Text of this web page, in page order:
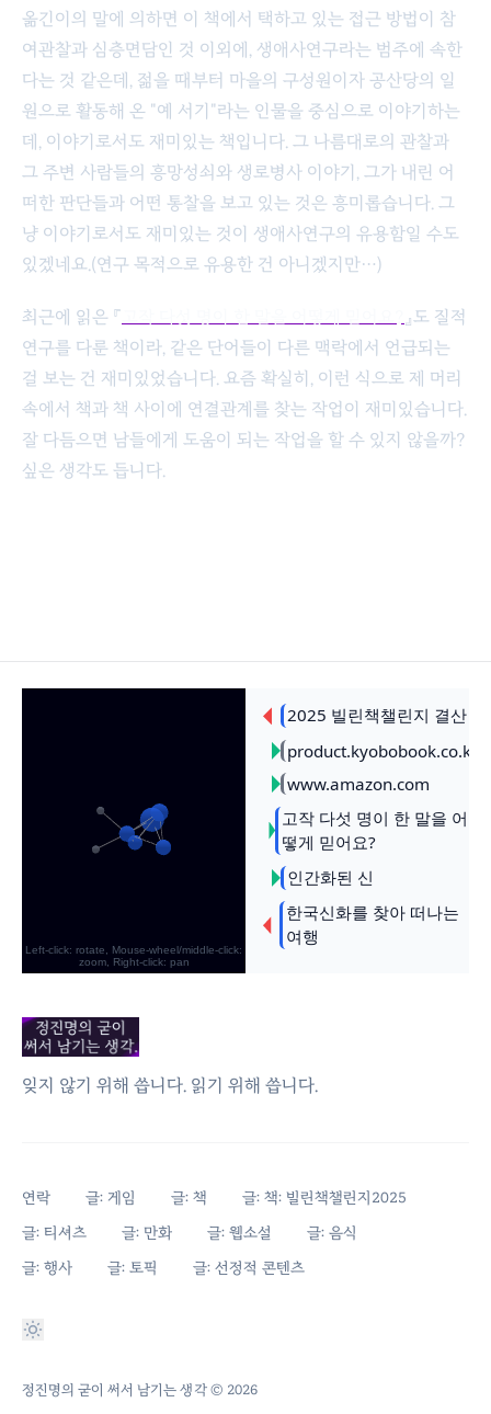
옮긴이의 말에 의하면 이 책에서 택하고 있는 접근 방법이 참
여관찰과 심층면담인 것 이외에, 생애사연구라는 범주에 속한
다는 것 같은데, 젊을 때부터 마을의 구성원이자 공산당의 일
원으로 활동해 온 "예 서기"라는 인물을 중심으로 이야기하는
데, 이야기로서도 재미있는 책입니다. 그 나름대로의 관찰과
그 주변 사람들의 흥망성쇠와 생로병사 이야기, 그가 내린 어
떠한 판단들과 어떤 통찰을 보고 있는 것은 흥미롭습니다. 그
냥 이야기로서도 재미있는 것이 생애사연구의 유용함일 수도
있겠네요.(연구 목적으로 유용한 건 아니겠지만…)
최근에 읽은 『
』도 질적
연구를 다룬 책이라, 같은 단어들이 다른 맥락에서 언급되는
걸 보는 건 재미있었습니다. 요즘 확실히, 이런 식으로 제 머리
속에서 책과 책 사이에 연결관계를 찾는 작업이 재미있습니다.
잘 다듬으면 남들에게 도움이 되는 작업을 할 수 있지 않을까?
싶은 생각도 듭니다.
잊지 않기 위해 씁니다. 읽기 위해 씁니다.
연락 글: 게임 글: 책
글: 책: 빌린책챌린지2025
글: 티셔츠
글: 만화 글: 웹소설
글: 음식
글: 행사
글: 토픽 글: 선정적 콘텐츠
정진명의 굳이 써서 남기는 생각© 2026